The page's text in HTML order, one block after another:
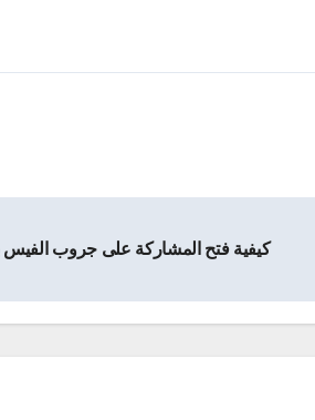
كيفية فتح المشاركة على جروب الفيس